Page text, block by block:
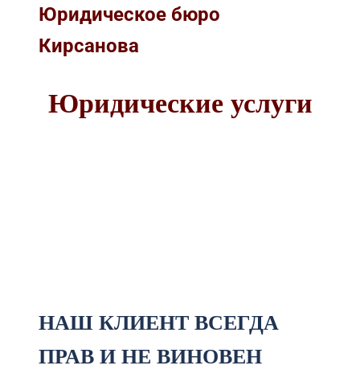
Юридическое бюро
Кирсанова
Юридические услуги
НАШ КЛИЕНТ ВСЕГДА
ПРАВ И НЕ ВИНОВЕН